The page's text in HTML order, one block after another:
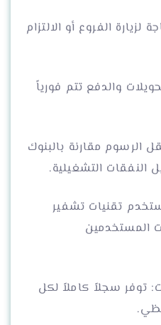
لزيارة الفروع أو الالتزام
والدفع تتم فورياً
الرسوم مقارنة بالبنوك
النفقات التشغيلية.
تقنيات تشفير
المستخدمين
توفر سجلاً كاملاً لكل